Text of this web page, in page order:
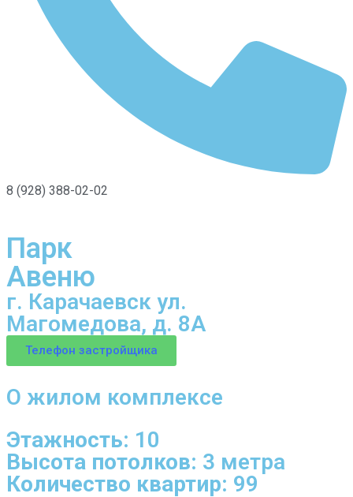
8 (928) 388-02-02
Парк
Авеню
г. Карачаевск ул.
Магомедова, д. 8А
Телефон застройщика
О жилом комплексе
Этажность: 10
Высота потолков: 3 метра
Количество квартир: 99